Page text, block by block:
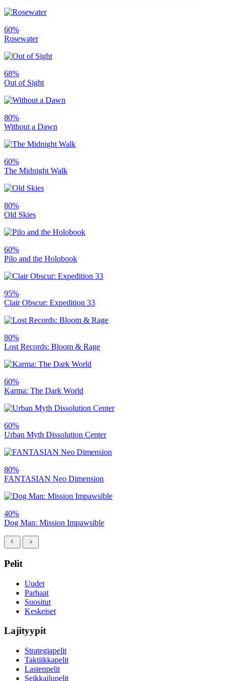
60%
Rosewater
68%
Out of Sight
80%
Without a Dawn
60%
The Midnight Walk
80%
Old Skies
60%
Pilo and the Holobook
95%
Clair Obscur: Expedition 33
80%
Lost Records: Bloom & Rage
60%
Karma: The Dark World
60%
Urban Myth Dissolution Center
80%
FANTASIAN Neo Dimension
40%
Dog Man: Mission Impawsible
Pelit
Uudet
Parhaat
Suositut
Keskeiset
Lajityypit
Strategiapelit
Taktiikkapelit
Lastenpelit
Seikkailupelit